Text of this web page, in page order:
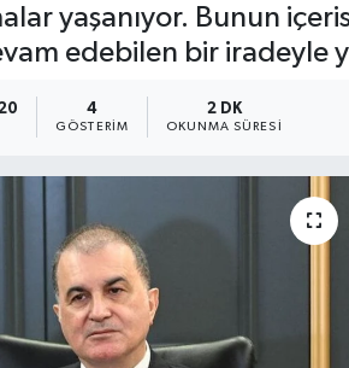
yaşanıyor. Bunun
edebilen bir iradeyle
4
GÖSTERIM
2 DK
OKUNMA SÜRESI